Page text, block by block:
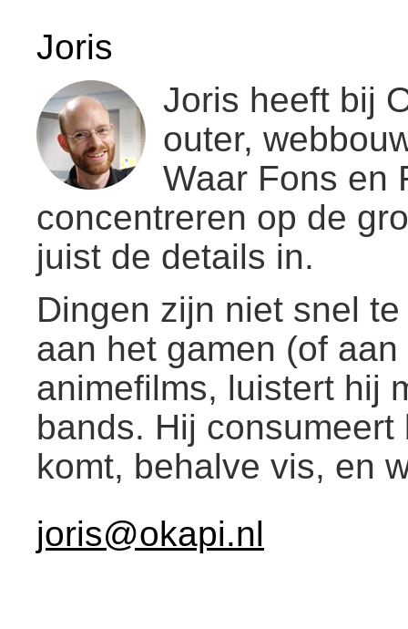
Joris
Joris heeft bij
outer,
Waar Fons en
concentreren op de
juist de details in.
Dingen zijn niet snel
aan het gamen (of
animefilms, luistert hij
bands. Hij
komt, behalve vis, en
joris@okapi.nl